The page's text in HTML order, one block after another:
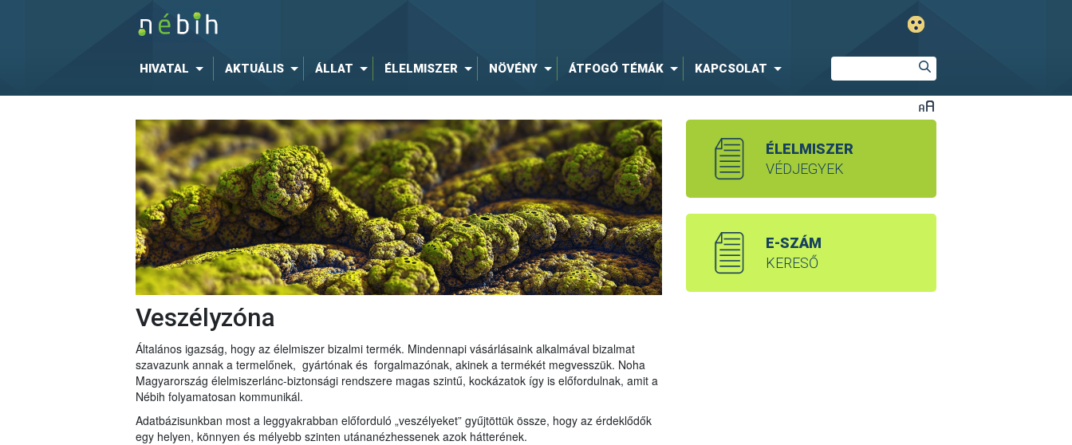
HIVATAL AKTUÁLIS ÁLLAT ÉLELMISZER NÖVÉNY ÁTFOGÓ TÉMÁK KAPCSOLAT
Veszélyzóna
Általános igazság, hogy az élelmiszer bizalmi termék. Mindennapi vásárlásaink alkalmával bizalmat
szavazunk annak a termelőnek, gyártónak és forgalmazónak, akinek a termékét megvesszük. Noha
Magyarország élelmiszerlánc-biztonsági rendszere magas szintű, kockázatok így is előfordulnak, amit a
Nébih folyamatosan kommunikál.
Adatbázisunkban most a leggyakrabban előforduló „veszélyeket” gyűjtöttük össze, hogy az érdeklődők
egy helyen, könnyen és mélyebb szinten utánanézhessenek azok hátterének.
ÉLELMISZER
VÉDJEGYEK
E-SZÁM
KERESŐ